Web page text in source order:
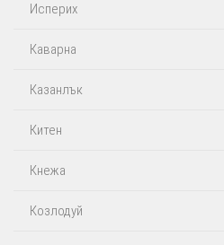
Исперих
Каварна
Казанлък
Китен
Кнежа
Козлодуй